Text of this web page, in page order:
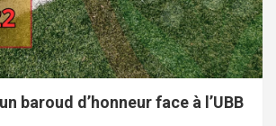
baroud d’honneur face à l’UBB